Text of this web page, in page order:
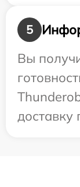
5
Вы
доставку